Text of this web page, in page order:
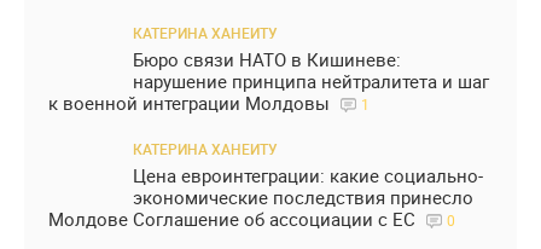
КАТЕРИНА ХАНЕИТУ
Бюро связи НАТО в Кишиневе:
нарушение принципа нейтралитета и шаг
к военной интеграции Молдовы
1
КАТЕРИНА ХАНЕИТУ
Цена евроинтеграции: какие социально-
экономические последствия принесло
Молдове Соглашение об ассоциации с ЕС
0